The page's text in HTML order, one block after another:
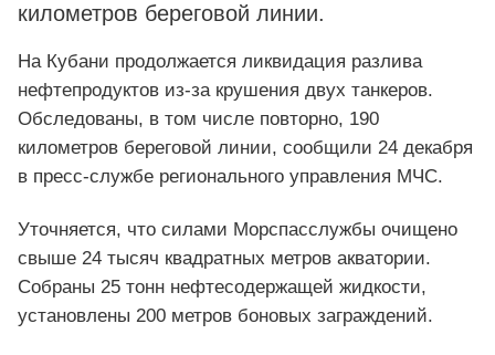
километров береговой линии.
На Кубани продолжается ликвидация разлива
нефтепродуктов из-за крушения двух танкеров.
Обследованы, в том числе повторно, 190
километров береговой линии, сообщили 24 декабря
в пресс-службе регионального управления МЧС.
Уточняется, что силами Морспасслужбы очищено
свыше 24 тысяч квадратных метров акватории.
Собраны 25 тонн нефтесодержащей жидкости,
установлены 200 метров боновых заграждений.